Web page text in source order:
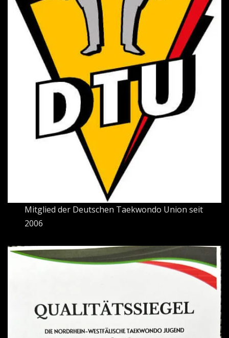
Mitglied der Deutschen Taekwondo Union seit
2006